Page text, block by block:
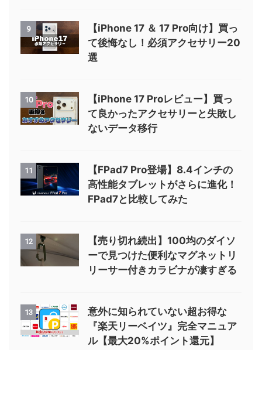
9
【iPhone 17 ＆ 17 Pro向け】買っ
て後悔なし！必須アクセサリー20
選
10
【iPhone 17 Proレビュー】買っ
て良かったアクセサリーと失敗し
ないデータ移行
11
【FPad7 Pro登場】8.4インチの
高性能タブレットがさらに進化！
FPad7と比較してみた
12
【売り切れ続出】100均のダイソ
ーで見つけた便利なマグネットリ
リーサー付きカラビナが凄すぎる
13
意外に知られていない超お得な
『楽天リーベイツ』完全マニュア
ル【最大20%ポイント還元】